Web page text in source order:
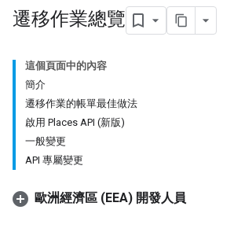
遷移作業總覽
這個頁面中的內容
簡介
遷移作業的帳單最佳做法
啟用 Places API (新版)
一般變更
API 專屬變更
歐洲經濟區 (EEA) 開發人員